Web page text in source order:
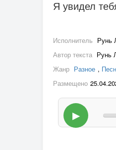
Я увидел
Исполнитель Рунь
Автор текста Рунь
Жанр Разное ,
Размещено
▶